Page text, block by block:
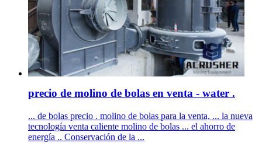
precio de molino de bolas en venta - water .
... de bolas precio . molino de bolas para la venta, ... la nueva
tecnología venta caliente molino de bolas ... el ahorro de
energía .. Conservación de la ...